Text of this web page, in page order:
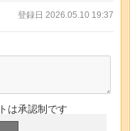
登録日 2026.05.10 19:37
は承認制です